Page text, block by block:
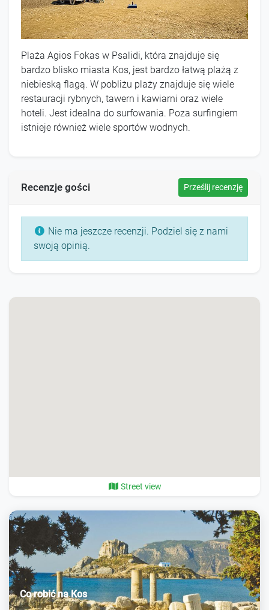
Plaża Agios Fokas w Psalidi, która znajduje się
bardzo blisko miasta Kos, jest bardzo łatwą plażą z
niebieską flagą. W pobliżu plaży znajduje się wiele
restauracji rybnych, tawern i kawiarni oraz wiele
hoteli. Jest idealna do surfowania. Poza surfingiem
istnieje również wiele sportów wodnych.
Recenzje gości Prześlij recenzję
Nie ma jeszcze recenzji. Podziel się z nami
swoją opinią.
Street view
Co robić na Kos